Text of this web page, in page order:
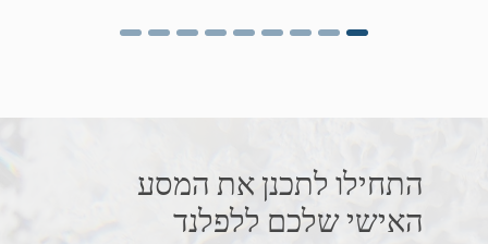
התחילו לתכנן את המסע
האישי שלכם ללפלנד